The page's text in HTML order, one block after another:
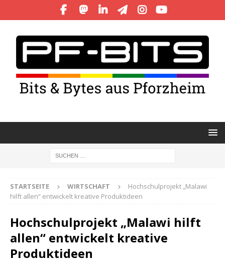
STARTSEITE WIRTSCHAFT
Hochschulprojekt „Malawi
hilft allen“ entwickelt kreative Produktideen
Hochschulprojekt „Malawi hilft
allen“ entwickelt kreative
Produktideen